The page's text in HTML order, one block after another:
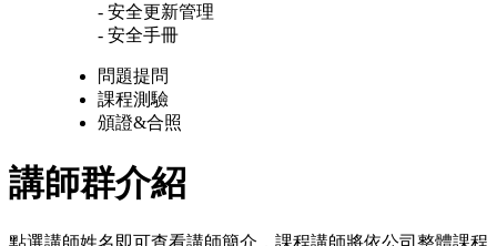
- 安全更新管理
- 安全手冊
問題提問
課程測驗
頒證&合照
講師群介紹